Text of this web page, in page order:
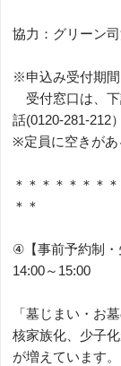
協力：グリーン
※申込み受付期
受付窓口は、下
話(0120-281-212
※定員に空きがあ
＊＊＊＊＊＊＊
＊＊
④【事前予約制・
14:00～15:00
「墓じまい・お
核家族化、少子
が増えています。